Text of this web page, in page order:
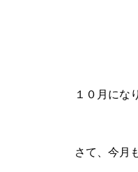
１０月にな
さて、今月